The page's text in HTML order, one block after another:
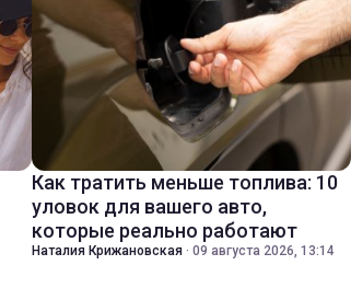
Как тратить меньше топлива: 10
уловок для вашего авто,
которые реально работают
Наталия Крижановская · 09 августа 2026, 13:14